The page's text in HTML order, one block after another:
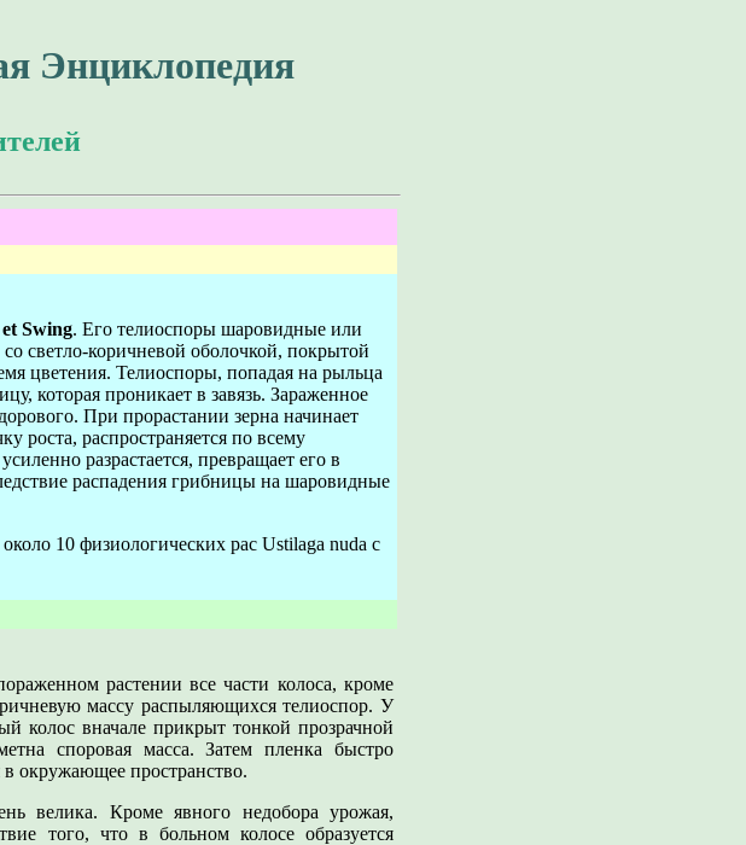
Энциклопедия
Swing. Его телиоспоры шаровидные или
светло-коричневой оболочкой, покрытой
цветения. Телиоспоры, попадая на рыльца
которая проникает в завязь. Зараженное
При прорастании зерна начинает
роста, распространяется по всему
разрастается, превращает его в
распадения грибницы на шаровидные
10 физиологических рас Ustilaga nuda с
растении все части колоса, кроме
массу распыляющихся телиоспор. У
колос вначале прикрыт тонкой прозрачной
споровая масса. Затем пленка быстро
в окружающее пространство.
велика. Кроме явного недобора урожая,
того, что в больном колосе образуется